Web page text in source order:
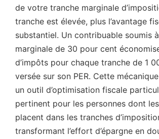
de votre tranche marginale
tranche est élevée, plus l’avantage
substantiel. Un contribuable soumis
marginale de 30 pour cent
d’impôts pour chaque tranche de 1
versée sur son PER. Cette
un outil d’optimisation fiscale
pertinent pour les personnes dont
placent dans les tranches
transformant l’effort d’épargne en